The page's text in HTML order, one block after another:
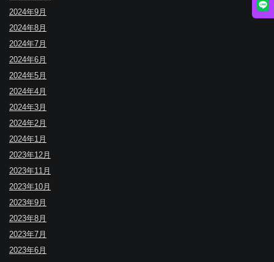
2024年9月
2024年8月
2024年7月
2024年6月
2024年5月
2024年4月
2024年3月
2024年2月
2024年1月
2023年12月
2023年11月
2023年10月
2023年9月
2023年8月
2023年7月
2023年6月